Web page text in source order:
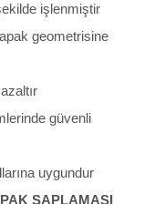
işlenmiştir
geometrisine
güvenli
uygundur
SAPLAMASI